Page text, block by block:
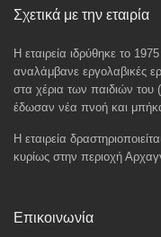
Σχετικά με την εταιρία
Η εταιρεία ιδρύθηκε το
αναλάμβανε εργολαβικές
στα χέρια των παιδιών του
έδωσαν νέα πνοή και
Η εταιρεία
κυρίως στην περιοχή
Επικοινωνία